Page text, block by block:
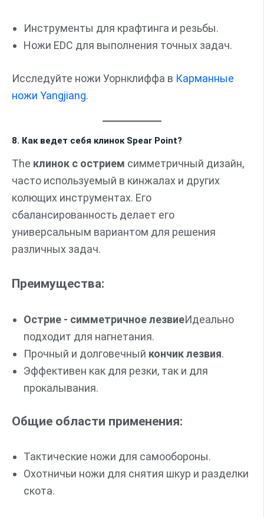
Инструменты для крафтинга и резьбы.
Ножи EDC для выполнения точных задач.
Исследуйте ножи Уорнклиффа в Карманные
ножи Yangjiang.
8. Как ведет себя клинок Spear Point?
The клинок с острием симметричный дизайн,
часто используемый в кинжалах и других
колющих инструментах. Его
сбалансированность делает его
универсальным вариантом для решения
различных задач.
Преимущества:
Острие - симметричное лезвиеИдеально
подходит для нагнетания.
Прочный и долговечный кончик лезвия.
Эффективен как для резки, так и для
прокалывания.
Общие области применения:
Тактические ножи для самообороны.
Охотничьи ножи для снятия шкур и разделки
скота.